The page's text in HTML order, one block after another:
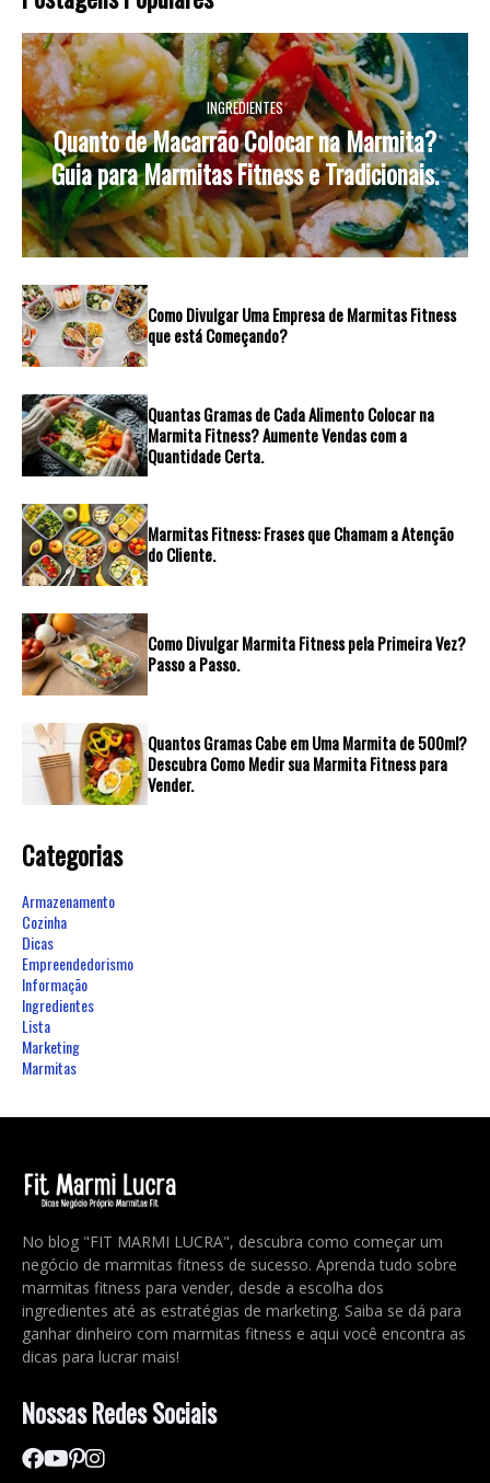
INGREDIENTES
Quanto de Macarrão Colocar na Marmita?
Guia para Marmitas Fitness e Tradicionais.
Como Divulgar Uma Empresa de Marmitas Fitness
que está Começando?
Quantas Gramas de Cada Alimento Colocar na
Marmita Fitness? Aumente Vendas com a
Quantidade Certa.
Marmitas Fitness: Frases que Chamam a Atenção
do Cliente.
Como Divulgar Marmita Fitness pela Primeira Vez?
Passo a Passo.
Quantos Gramas Cabe em Uma Marmita de 500ml?
Descubra Como Medir sua Marmita Fitness para
Vender.
Categorias
Armazenamento
Cozinha
Dicas
Empreendedorismo
Informação
Ingredientes
Lista
Marketing
Marmitas
No blog "FIT MARMI LUCRA", descubra como começar um
negócio de marmitas fitness de sucesso. Aprenda tudo sobre
marmitas fitness para vender, desde a escolha dos
ingredientes até as estratégias de marketing. Saiba se dá para
ganhar dinheiro com marmitas fitness e aqui você encontra as
dicas para lucrar mais!
Nossas Redes Sociais